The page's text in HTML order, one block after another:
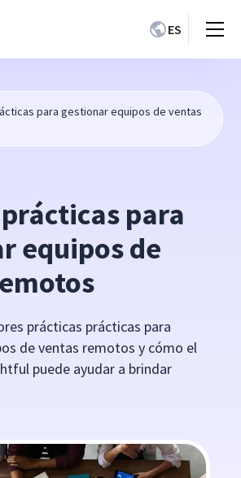
ES
para gestionar equipos de ventas
para
equipos de
prácticas prácticas para
de ventas remotos y cómo el
puede ayudar a brindar